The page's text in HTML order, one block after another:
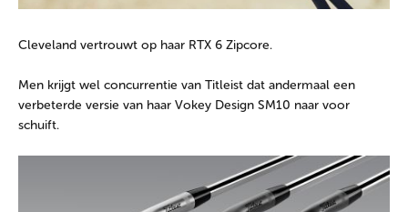
Cleveland vertrouwt op haar RTX 6 Zipcore.
Men krijgt wel concurrentie van Titleist dat andermaal een
verbeterde versie van haar Vokey Design SM10 naar voor
schuift.